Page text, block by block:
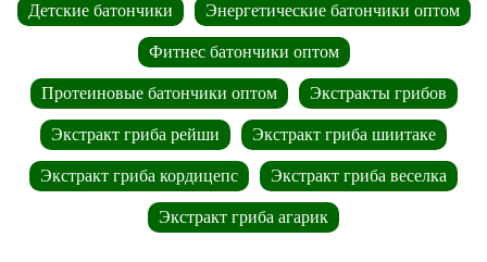
Детские батончики Энергетические батончики оптом
Фитнес батончики оптом
Протеиновые батончики оптом Экстракты грибов
Экстракт гриба рейши Экстракт гриба шиитаке
Экстракт гриба кордицепс Экстракт гриба веселка
Экстракт гриба агарик